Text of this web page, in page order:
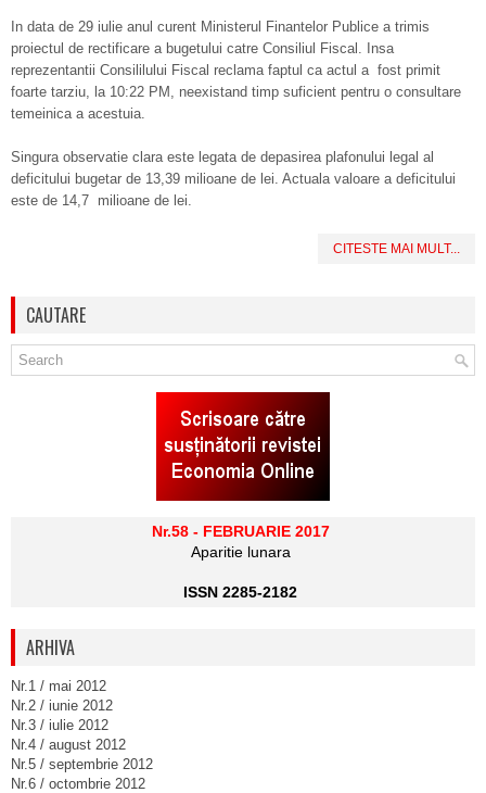
In data de 29 iulie anul curent Ministerul Finantelor Publice a trimis
proiectul de rectificare a bugetului catre Consiliul Fiscal. Insa
reprezentantii Consililului Fiscal reclama faptul ca actul a fost primit
foarte tarziu, la 10:22 PM, neexistand timp suficient pentru o consultare
temeinica a acestuia.
Singura observatie clara este legata de depasirea plafonului legal al
deficitului bugetar de 13,39 milioane de lei. Actuala valoare a deficitului
este de 14,7 milioane de lei.
CITESTE MAI MULT...
CAUTARE
Nr.58 - FEBRUARIE 2017
Aparitie lunara
ISSN 2285-2182
ARHIVA
Nr.1 / mai 2012
Nr.2 / iunie 2012
Nr.3 / iulie 2012
Nr.4 / august 2012
Nr.5 / septembrie 2012
Nr.6 / octombrie 2012